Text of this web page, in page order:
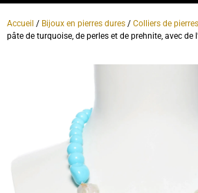
Accueil / Bijoux en pierres dures / Colliers de
pâte de turquoise, de perles et de prehnite, avec de